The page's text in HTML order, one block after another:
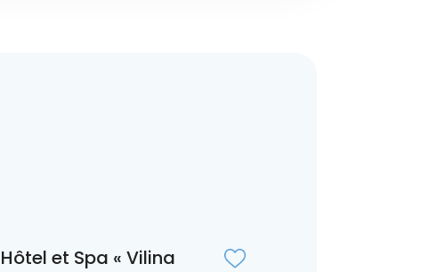
Hôtel et Spa « Vilina